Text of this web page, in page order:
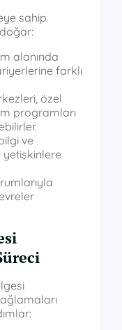
sahip
alanında
farklı
özel
programları
ve
yetişkinlere